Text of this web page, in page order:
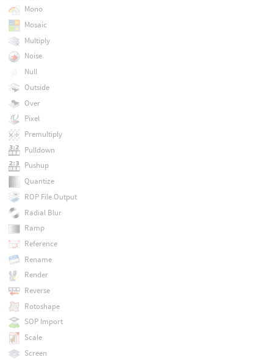
Mono
Mosaic
Multiply
Noise
Null
Outside
Over
Pixel
Premultiply
Pulldown
Pushup
Quantize
ROP File Output
Radial Blur
Ramp
Reference
Rename
Render
Reverse
Rotoshape
SOP Import
Scale
Screen